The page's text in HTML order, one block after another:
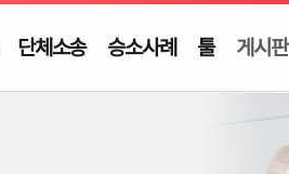
단체소송 승소사례 툴 게시판